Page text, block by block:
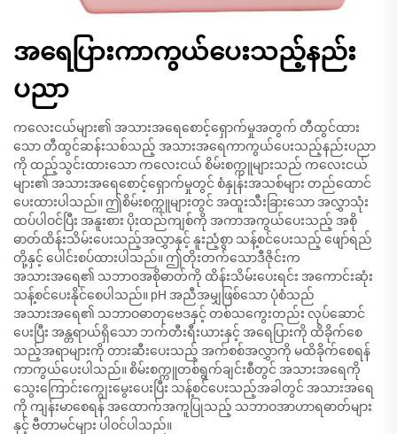
အရေပြားကာကွယ်ပေးသည့်နည်း
ပညာ
ကလေးငယ်များ၏ အသားအရေစောင့်ရှောက်မှုအတွက် တီထွင်ထား
သော တီထွင်ဆန်းသစ်သည့် အသားအရေကာကွယ်ပေးသည့်နည်းပညာ
ကို ထည့်သွင်းထားသော ကလေးငယ် စိမ်းစက္ကူများသည် ကလေးငယ်
များ၏ အသားအရေစောင့်ရှောက်မှုတွင် စံနှုန်းအသစ်များ တည်ထောင်
ပေးထားပါသည်။ ဤစိမ်းစက္ကူများတွင် အထူးသီးခြားသော အလွှာသုံး
ထပ်ပါဝင်ပြီး အနူးစား ပိုးထည်ကျစ်ကို အကာအကွယ်ပေးသည့် အစို
ဓာတ်ထိန်းသိမ်းပေးသည့်အလွှာနှင့် နူးညံ့စွာ သန့်စင်ပေးသည့် ဖျော်ရည်
တို့နှင့် ပေါင်းစပ်ထားပါသည်။ ဤတိုးတက်သောဒီဇိုင်းက
အသားအရေ၏ သဘာဝအစိုဓာတ်ကို ထိန်းသိမ်းပေးရင်း အကောင်းဆုံး
သန့်စင်ပေးနိုင်စေပါသည်။ pH အညီအမျှဖြစ်သော ပုံစံသည်
အသားအရေ၏ သဘာဝဓာတုဗေဒနှင့် တစ်သကွေးတည်း လုပ်ဆောင်
ပေးပြီး အန္တရာယ်ရှိသော ဘက်တီးရီးယားနှင့် အရေပြားကို ထိခိုက်စေ
သည့်အရာများကို တားဆီးပေးသည့် အက်စစ်အလွှာကို မထိခိုက်စေရန်
ကာကွယ်ပေးပါသည်။ စိမ်းစက္ကူတစ်ရွက်ချင်းစီတွင် အသားအရေကို
သွေးကြောင်းကျွေးမွေးပေးပြီး သန့်စင်ပေးသည့်အခါတွင် အသားအရေ
ကို ကျန်းမာစေရန် အထောက်အကူပြုသည့် သဘာဝအာဟာရဓာတ်များ
နှင့် ဗီတာမင်များ ပါဝင်ပါသည်။